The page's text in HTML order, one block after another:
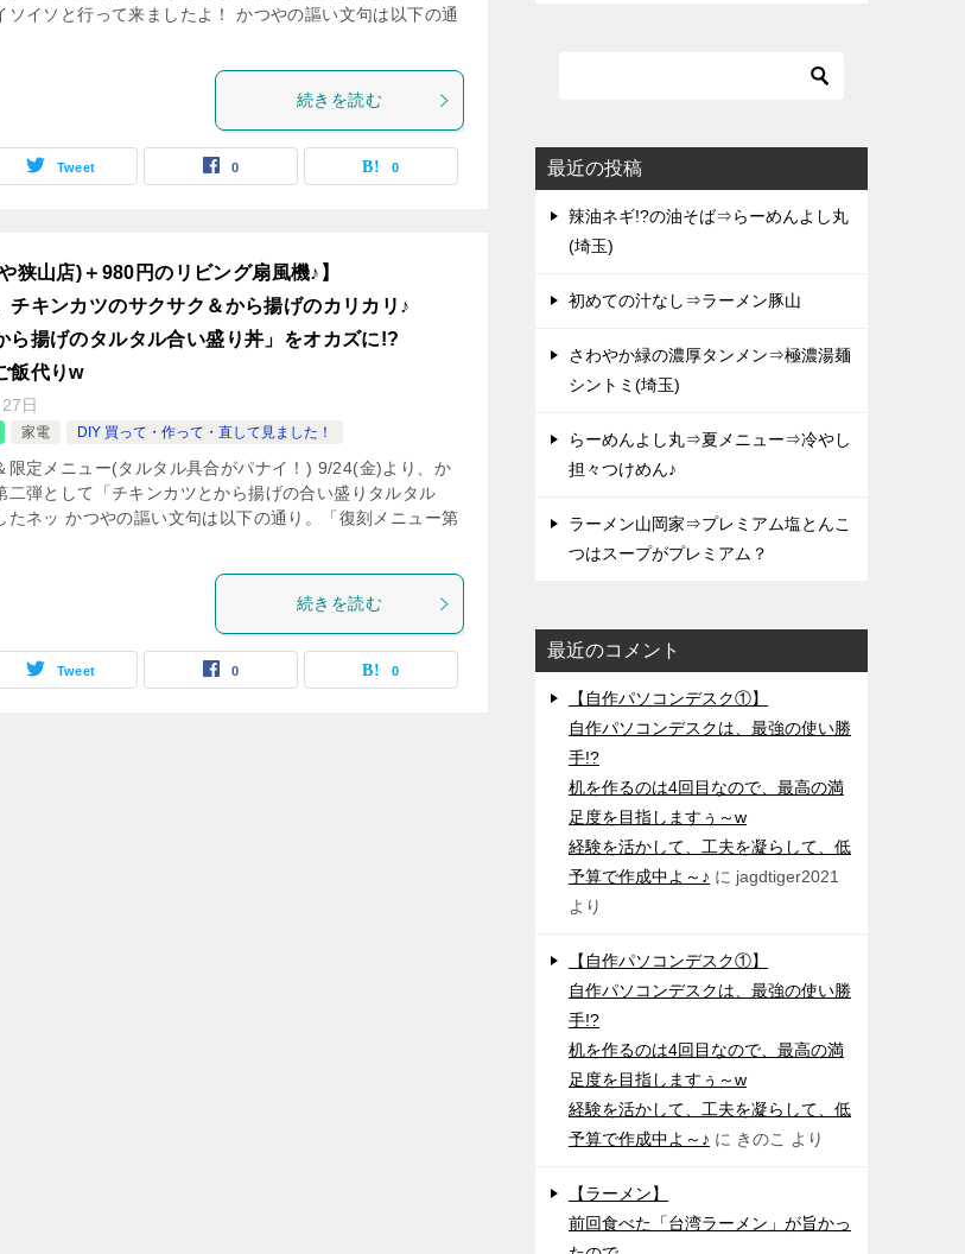
ソイソと行って来ましたよ！ かつやの謳い文句は以下の通
続きを読む
Tweet 0 0
狭山店)＋980円のリビング扇風機♪】
チキンカツのサクサク＆から揚げのカリカリ♪
ら揚げのタルタル合い盛り丼」をオカズに!?
飯代りw
日
家電 DIY 買って・作って・直して見ました！
限定メニュー(タルタル具合がパナイ！) 9/24(金)より、か
二弾として「チキンカツとから揚げの合い盛りタルタル
たネッ かつやの謳い文句は以下の通り。「復刻メニュー第
続きを読む
Tweet 0 0
最近の投稿
辣油ネギ!?の油そば⇒らーめんよし丸
(埼玉)
初めての汁なし⇒ラーメン豚山
さわやか緑の濃厚タンメン⇒極濃湯麺
シントミ(埼玉)
らーめんよし丸⇒夏メニュー⇒冷やし
担々つけめん♪
ラーメン山岡家⇒プレミアム塩とんこ
つはスープがプレミアム？
最近のコメント
【自作パソコンデスク①】
自作パソコンデスクは、最強の使い勝
手!?
机を作るのは4回目なので、最高の満
足度を目指しますぅ～w
経験を活かして、工夫を凝らして、低
予算で作成中よ～♪ に jagdtiger2021
より
【自作パソコンデスク①】
自作パソコンデスクは、最強の使い勝
手!?
机を作るのは4回目なので、最高の満
足度を目指しますぅ～w
経験を活かして、工夫を凝らして、低
予算で作成中よ～♪ に きのこ より
【ラーメン】
前回食べた「台湾ラーメン」が旨かっ